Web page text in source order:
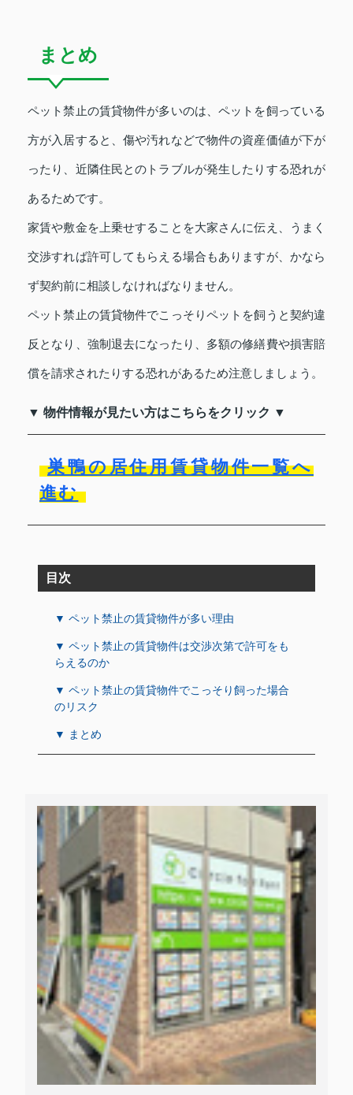
まとめ
ペット禁止の賃貸物件が多いのは、ペットを飼っている
方が入居すると、傷や汚れなどで物件の資産価値が下が
ったり、近隣住民とのトラブルが発生したりする恐れが
あるためです。
家賃や敷金を上乗せすることを大家さんに伝え、うまく
交渉すれば許可してもらえる場合もありますが、かなら
ず契約前に相談しなければなりません。
ペット禁止の賃貸物件でこっそりペットを飼うと契約違
反となり、強制退去になったり、多額の修繕費や損害賠
償を請求されたりする恐れがあるため注意しましょう。
▼ 物件情報が見たい方はこちらをクリック ▼
巣鴨の居住用賃貸物件一覧へ
進む
目次
▼ ペット禁止の賃貸物件が多い理由
▼ ペット禁止の賃貸物件は交渉次第で許可をも
らえるのか
▼ ペット禁止の賃貸物件でこっそり飼った場合
のリスク
▼ まとめ